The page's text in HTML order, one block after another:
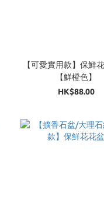
【可愛實用款】保鮮
【鮮橙色】
HK$88.00